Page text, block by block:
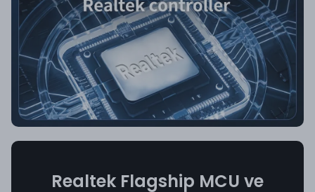
Realtek Flagship MCU ve